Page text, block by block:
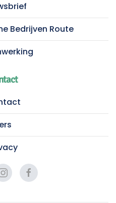
Bedrijven Route